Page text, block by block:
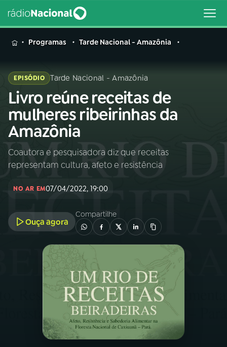
MENU
Buscar
na
Rádio
Nacional
Buscar
AO VIVO
INÍCIO
A RÁDIO
PROGRAMAÇÃO
PROGRAMAS
PODCASTS
Programas Tarde Nacional - Amazônia
EPISÓDIO Tarde Nacional - Amazônia
Livro reúne receitas de
mulheres ribeirinhas da
Amazônia
Coautora e pesquisadora diz que receitas
representam cultura, afeto e resistência
NO AR EM07/04/2022, 19:00
Ouça agora
Compartilhe